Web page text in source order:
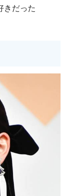
きだった